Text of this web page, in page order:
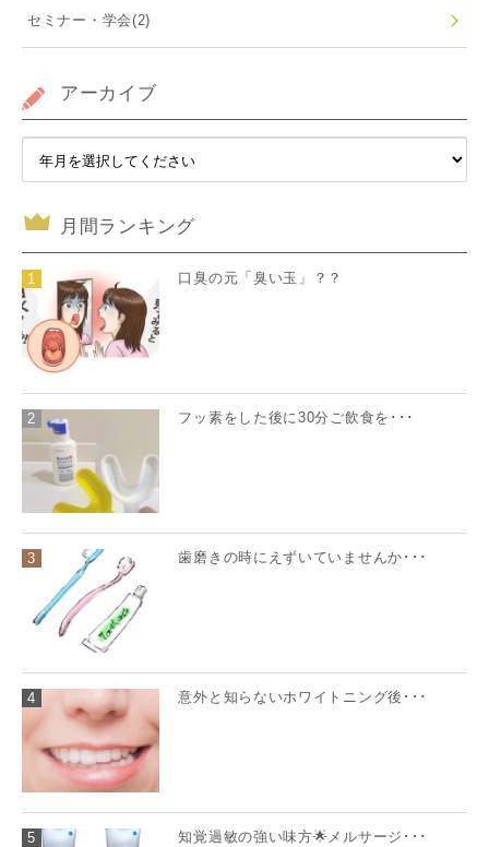
セミナー・学会(2)
アーカイブ
月間ランキング
1 口臭の元「臭い玉」？？
2 フッ素をした後に30分ご飲食を･･･
3 歯磨きの時にえずいていませんか･･･
4 意外と知らないホワイトニング後･･･
5 知覚過敏の強い味方🌟メルサージ･･･